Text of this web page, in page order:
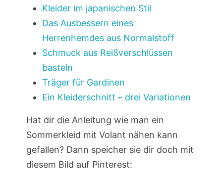
Kleider im japanischen Stil
Das Ausbessern eines
Herrenhemdes aus Normalstoff
Schmuck aus Reißverschlüssen
basteln
Träger für Gardinen
Ein Kleiderschnitt – drei Variationen
Hat dir die Anleitung wie man ein
Sommerkleid mit Volant nähen kann
gefallen? Dann speicher sie dir doch mit
diesem Bild auf Pinterest: